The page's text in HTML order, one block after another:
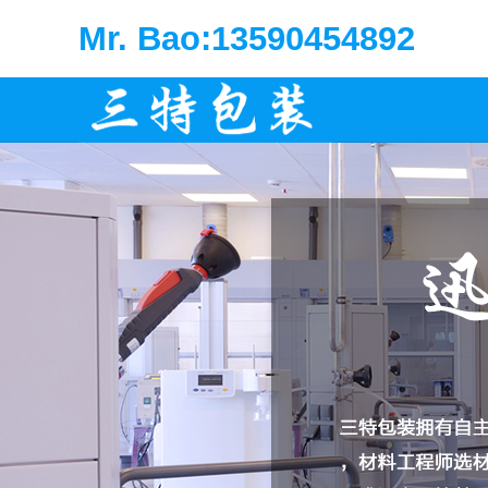
Mr. Bao:13590454892